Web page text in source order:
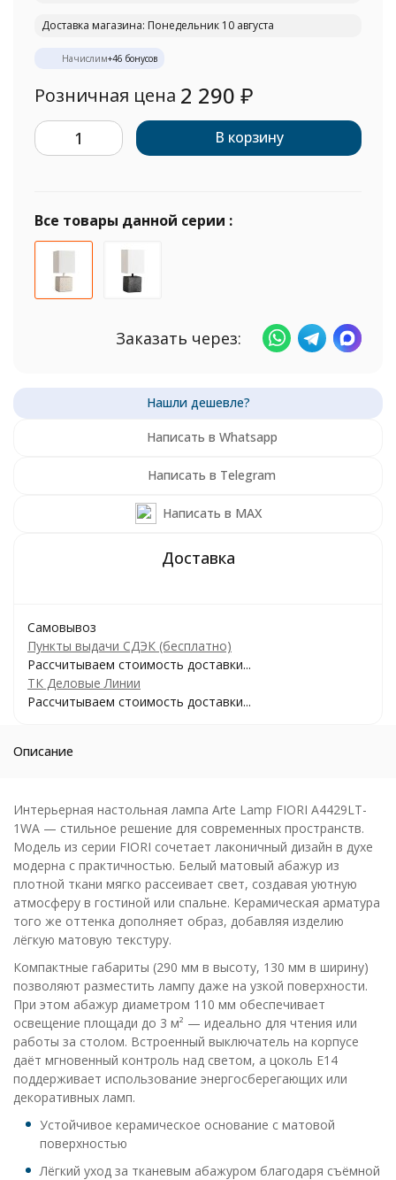
Доставка магазина: Понедельник 10 августа
Начислим+46 бонусов
Розничная цена 2 290 ₽
В корзину
Все товары данной серии :
Заказать через:
Написать в Whatsapp
Написать в Telegram
Написать в MAX
Самовывоз
Пункты выдачи СДЭК (бесплатно)
Рассчитываем стоимость доставки...
ТК Деловые Линии
Рассчитываем стоимость доставки...
Описание
Интерьерная настольная лампа Arte Lamp FIORI A4429LT-
1WA — стильное решение для современных пространств.
Модель из серии FIORI сочетает лаконичный дизайн в духе
модерна с практичностью. Белый матовый абажур из
плотной ткани мягко рассеивает свет, создавая уютную
атмосферу в гостиной или спальне. Керамическая арматура
того же оттенка дополняет образ, добавляя изделию
лёгкую матовую текстуру.
Компактные габариты (290 мм в высоту, 130 мм в ширину)
позволяют разместить лампу даже на узкой поверхности.
При этом абажур диаметром 110 мм обеспечивает
освещение площади до 3 м² — идеально для чтения или
работы за столом. Встроенный выключатель на корпусе
даёт мгновенный контроль над светом, а цоколь E14
поддерживает использование энергосберегающих или
декоративных ламп.
Устойчивое керамическое основание с матовой
поверхностью
Лёгкий уход за тканевым абажуром благодаря съёмной